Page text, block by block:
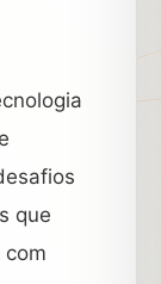
que
com